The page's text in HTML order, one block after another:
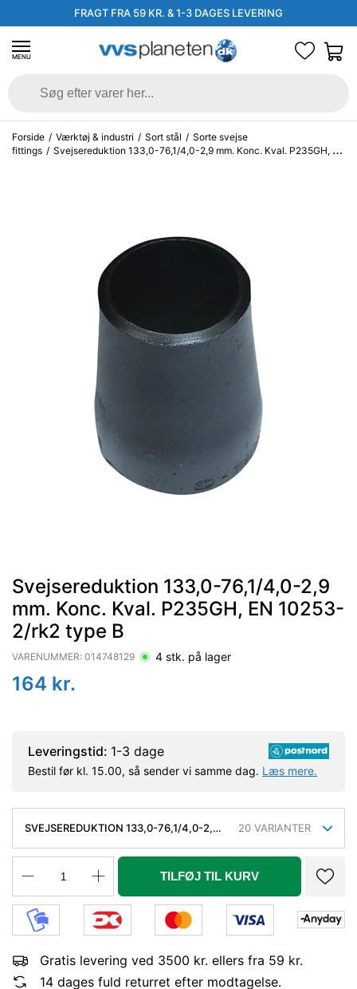
FRAGT FRA 59 KR. & 1-3 DAGES LEVERING
MENU
Forside / Værktøj & industri / Sort stål / Sorte svejse
fittings / Svejsereduktion 133,0-76,1/4,0-2,9 mm. Konc. Kval. P235GH, EN
Svejsereduktion 133,0-76,1/4,0-2,9
mm. Konc. Kval. P235GH, EN 10253-
2/rk2 type B
VARENUMMER: 014748129 4 stk. på lager
164 kr.
Leveringstid: 1-3 dage
Bestil før kl. 15.00, så sender vi samme dag. Læs mere.
SVEJSEREDUKTION 133,0-76,1/4,0-2,9
2/RK2 TYPE B
20 VARIANTER
TILFØJ TIL KURV
Gratis levering ved 3500 kr. ellers fra 59 kr.
14 dages fuld returret efter modtagelse.